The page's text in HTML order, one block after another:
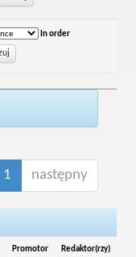
In order
1 następny
Promotor Redaktor(rzy)